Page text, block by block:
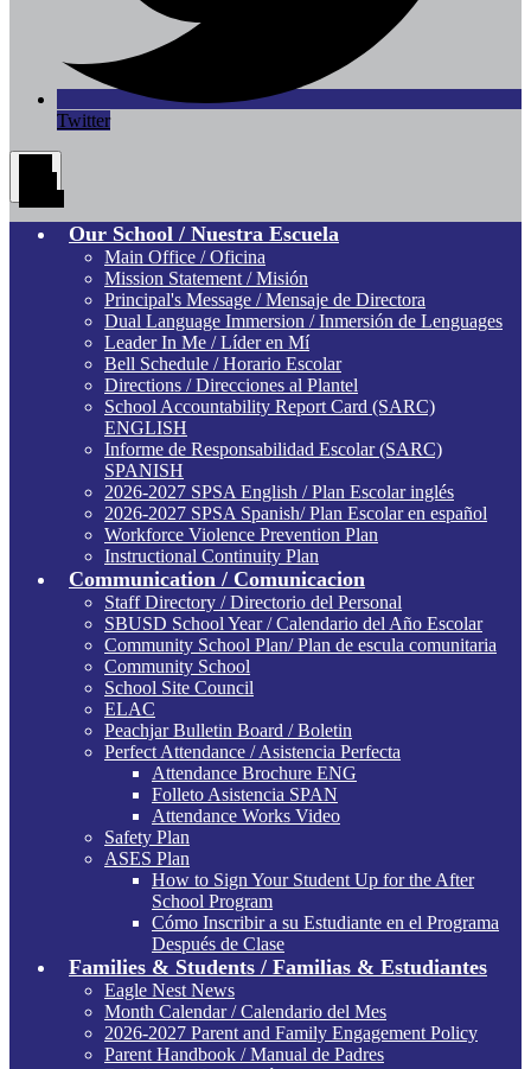
Twitter
Our School / Nuestra Escuela
Main Office / Oficina
Mission Statement / Misión
Principal's Message / Mensaje de Directora
Dual Language Immersion / Inmersión de Lenguages
Leader In Me / Líder en Mí
Bell Schedule / Horario Escolar
Directions / Direcciones al Plantel
School Accountability Report Card (SARC)
ENGLISH
Informe de Responsabilidad Escolar (SARC)
SPANISH
2026-2027 SPSA English / Plan Escolar inglés
2026-2027 SPSA Spanish/ Plan Escolar en español
Workforce Violence Prevention Plan
Instructional Continuity Plan
Communication / Comunicacion
Staff Directory / Directorio del Personal
SBUSD School Year / Calendario del Año Escolar
Community School Plan/ Plan de escula comunitaria
Community School
School Site Council
ELAC
Peachjar Bulletin Board / Boletin
Perfect Attendance / Asistencia Perfecta
Attendance Brochure ENG
Folleto Asistencia SPAN
Attendance Works Video
Safety Plan
ASES Plan
How to Sign Your Student Up for the After
School Program
Cómo Inscribir a su Estudiante en el Programa
Después de Clase
Families & Students / Familias & Estudiantes
Eagle Nest News
Month Calendar / Calendario del Mes
2026-2027 Parent and Family Engagement Policy
Parent Handbook / Manual de Padres